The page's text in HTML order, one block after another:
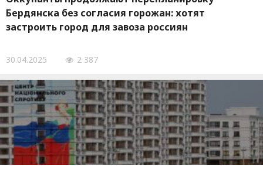
Бердянска без согласия горожан: хотят
застроить город для завоза россиян
30.04.2025 2 387